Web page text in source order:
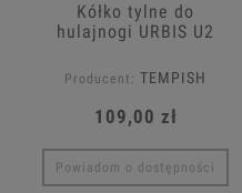
Kółko tylne do
hulajnogi URBIS U2
Producent: TEMPISH
109,00 zł
Powiadom o dostępności